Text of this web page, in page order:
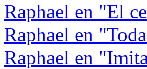
Raphael en "El
Raphael en
Raphael en